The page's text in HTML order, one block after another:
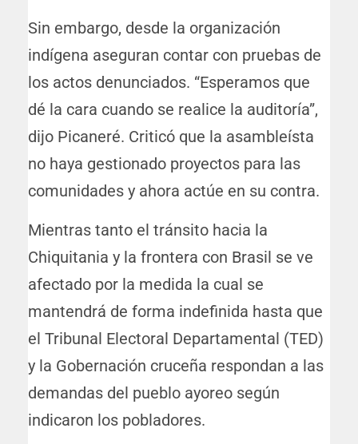
Sin embargo, desde la organización
indígena aseguran contar con pruebas de
los actos denunciados. “Esperamos que
dé la cara cuando se realice la auditoría”,
dijo Picaneré. Criticó que la asambleísta
no haya gestionado proyectos para las
comunidades y ahora actúe en su contra.
Mientras tanto el tránsito hacia la
Chiquitania y la frontera con Brasil se ve
afectado por la medida la cual se
mantendrá de forma indefinida hasta que
el Tribunal Electoral Departamental (TED)
y la Gobernación cruceña respondan a las
demandas del pueblo ayoreo según
indicaron los pobladores.